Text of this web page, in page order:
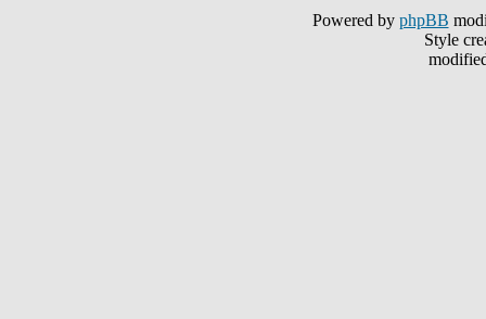
Powered by phpBB
Style